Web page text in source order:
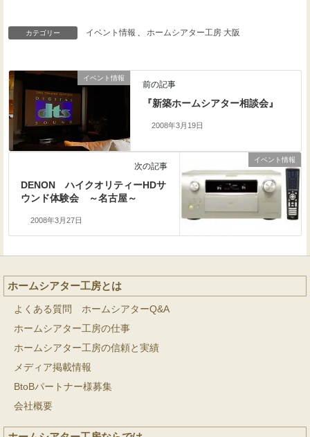
カテゴリー イベント情報 ホームシアター工房 大阪
イベント情報
前の記事
『新築ホームシアター相談会』
2008年3月19日
イベント情報
次の記事
DENON ハイクオリティーHDサ
ウンド体験会 ～名古屋～
2008年3月27日
ホームシアター工房とは
よくある質問 ホームシアターQ&A
ホームシアター工房の仕事
ホームシアター工房の信頼と実績
メディア掲載情報
BtoBパートナー様募集
会社概要